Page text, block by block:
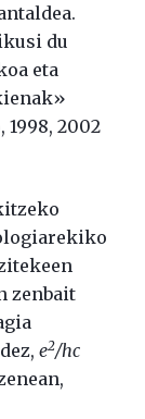
du
eta
1998, 2002
zenbait
e2/hc